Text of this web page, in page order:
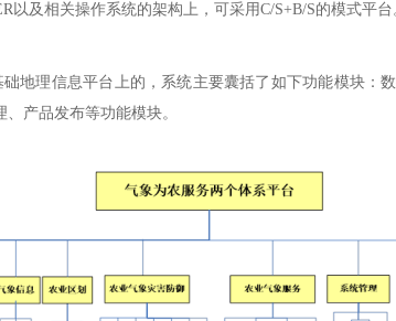
以及相关操作系统的架构上，可采用C/S+B/S的模式平台
地理信息平台上的，系统主要囊括了如下功能模块：
产品发布等功能模块。